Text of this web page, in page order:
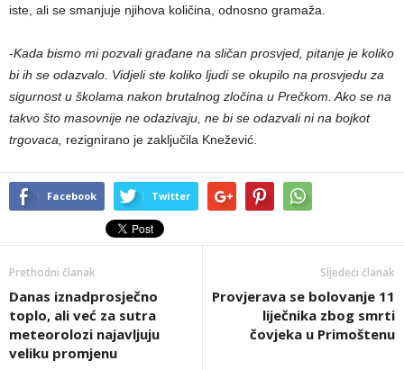
iste, ali se smanjuje njihova količina, odnosno gramaža.
-Kada bismo mi pozvali građane na sličan prosvjed, pitanje je koliko
bi ih se odazvalo. Vidjeli ste koliko ljudi se okupilo na prosvjedu za
sigurnost u školama nakon brutalnog zločina u Prečkom. Ako se na
takvo što masovnije ne odazivaju, ne bi se odazvali ni na bojkot
trgovaca,
rezignirano je zaključila Knežević.
Facebook Twitter
Prethodni članak
Danas iznadprosječno
toplo, ali već za sutra
meteorolozi najavljuju
veliku promjenu
Sljedeći članak
Provjerava se bolovanje 11
liječnika zbog smrti
čovjeka u Primoštenu